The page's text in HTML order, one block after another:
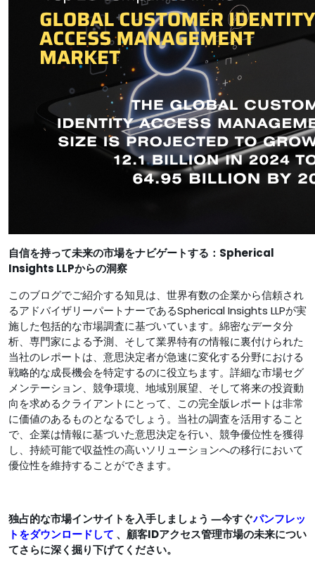
自信を持って未来の市場をナビゲートする：Spherical
Insights LLPからの洞察
このブログでご紹介する知見は、世界有数の企業から信頼され
るアドバイザリーパートナーであるSpherical Insights LLPが実
施した包括的な市場調査に基づいています。綿密なデータ分
析、専門家による予測、そして業界特有の情報に裏付けられた
当社のレポートは、意思決定者が急速に変化する分野における
戦略的な成長機会を特定するのに役立ちます。詳細な市場セグ
メンテーション、競争環境、地域別展望、そして将来の投資動
向を求めるクライアントにとって、この完全版レポートは非​​常
に価値のあるものとなるでしょう。当社の調査を活用すること
で、企業は情報に基づいた意思決定を行い、競争優位性を獲得
し、持続可能で収益性の高いソリューションへの移行において
優位性を維持することができます。
独占的な市場インサイトを入手しましょう ―今すぐパンフレッ
トをダウンロードして 、顧客IDアクセス管理市場の未来につい
てさらに深く掘り下げてください。